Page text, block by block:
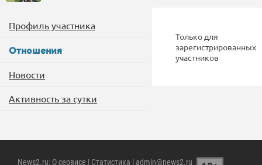
Профиль участника
Отношения
Новости
Активность за сутки
Только для
зарегистрированных
участников
News2.ru: О сервисе | Статистика | admin@news2.ru